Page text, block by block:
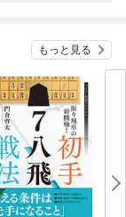
もっと見る